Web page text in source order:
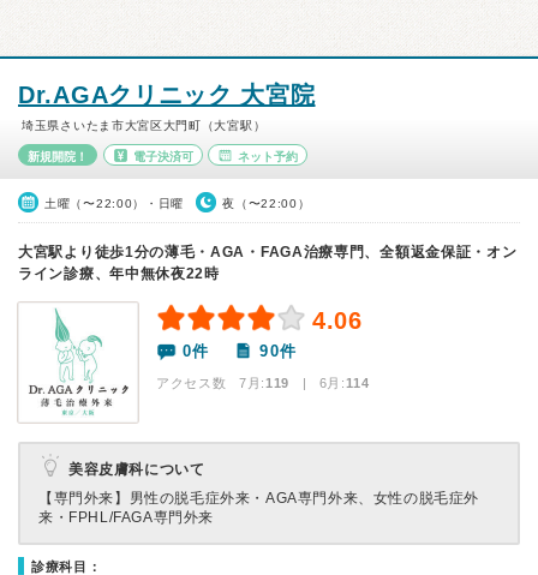
Dr.AGAクリニック 大宮院
埼玉県さいたま市大宮区大門町（大宮駅）
新規開院！ 電子決済可 ネット予約
土曜（〜22:00）・日曜 夜（〜22:00）
大宮駅より徒歩1分の薄毛・AGA・FAGA治療専門、全額返金保証・オン
ライン診療、年中無休夜22時
4.06
0件 90件
アクセス数 7月:119 | 6月:114
美容皮膚科について
【専門外来】 男性の脱毛症外来・AGA専門外来、女性の脱毛症外
来・FPHL/FAGA専門外来
診療科目：